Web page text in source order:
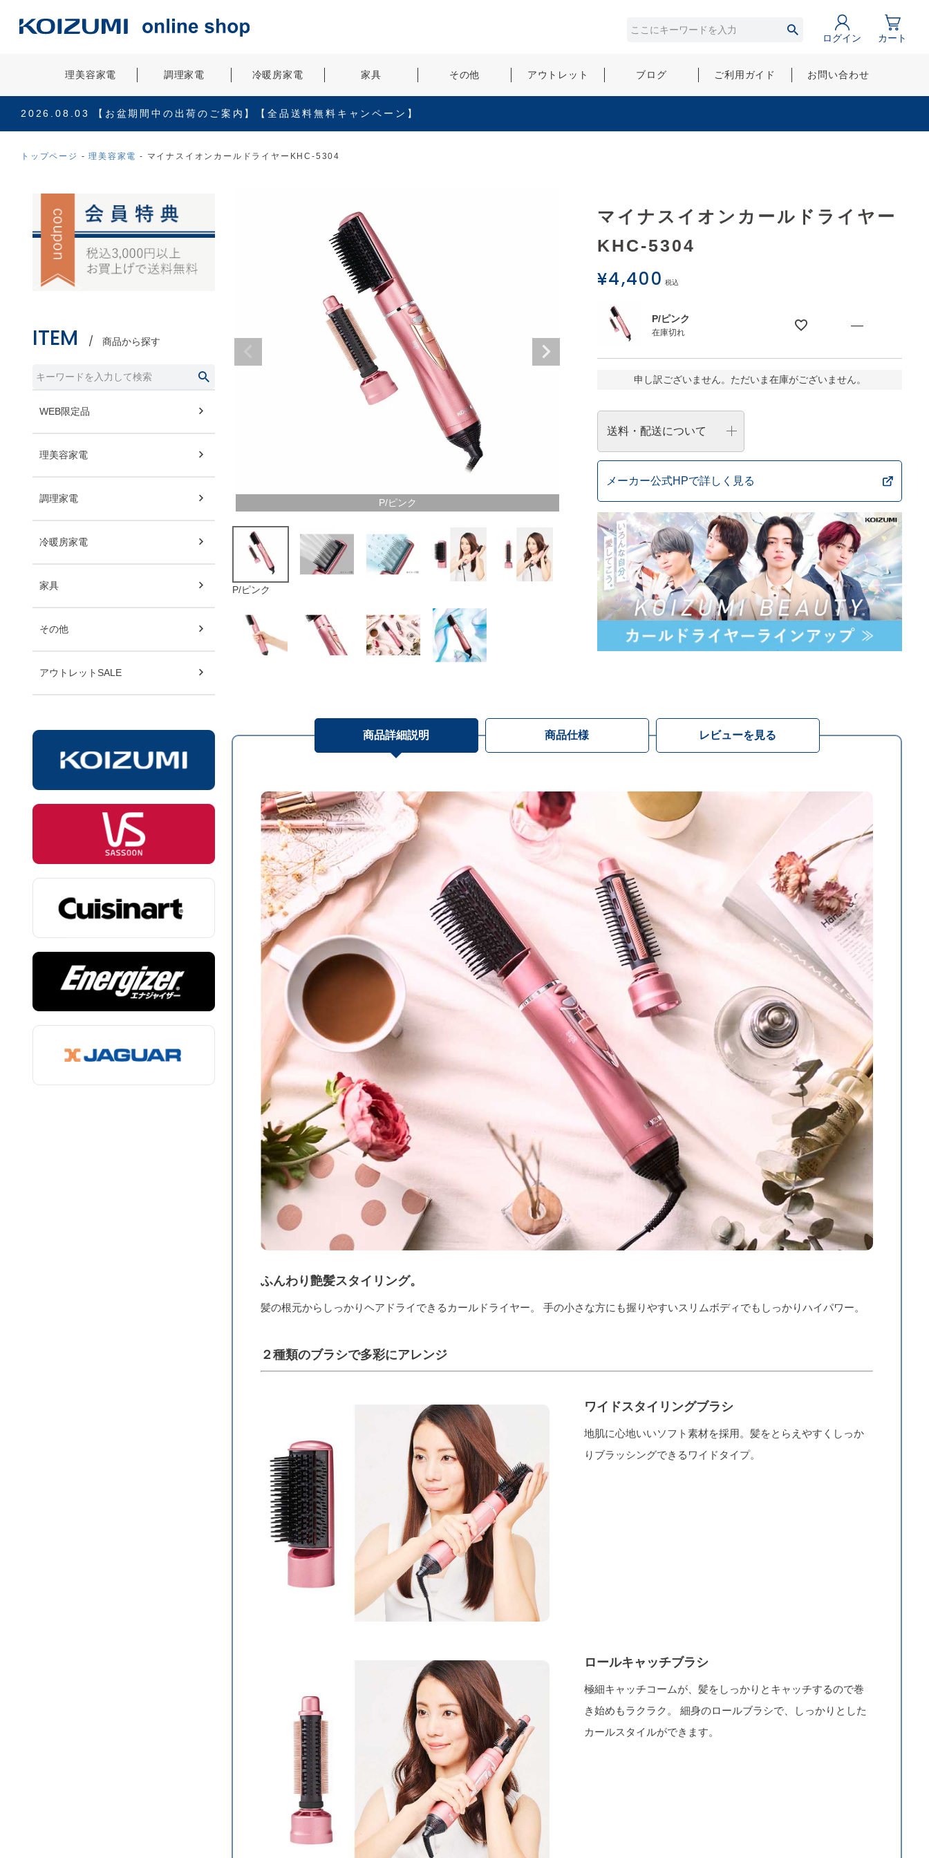
ログイン カート
理美容家電 調理家電 冷暖房家電 家具 その他 アウトレット ブログ ご利用ガイド お問い合わせ
2026.08.03 【お盆期間中の出荷のご案内】【全品送料無料キャンペーン】
トップページ 理美容家電 マイナスイオンカールドライヤーKHC-5304
ITEM 商品から探す
WEB限定品
理美容家電
調理家電
冷暖房家電
家具
その他
アウトレットSALE
P/ピンク
P/ピンク
マイナスイオンカールドライヤー
KHC-5304
¥4,400 税込
P/ピンク
在庫切れ
—
申し訳ございません。ただいま在庫がございません。
送料・配送について
メーカー公式HPで詳しく見る
商品詳細説明
ふんわり艶髪スタイリング。
髪の根元からしっかりヘアドライできるカールドライヤー。 手の小さな方にも握りやすいスリムボディでもしっかりハイパワー。
２種類のブラシで多彩にアレンジ
ワイドスタイリングブラシ
地肌に心地いいソフト素材を採用。髪をとらえやすくしっか
りブラッシングできるワイドタイプ。
ロールキャッチブラシ
極細キャッチコームが、髪をしっかりとキャッチするので巻
き始めもラクラク。 細身のロールブラシで、しっかりとした
カールスタイルができます。
商品仕様 レビューを見る